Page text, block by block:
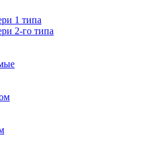
1 типа
2-го типа